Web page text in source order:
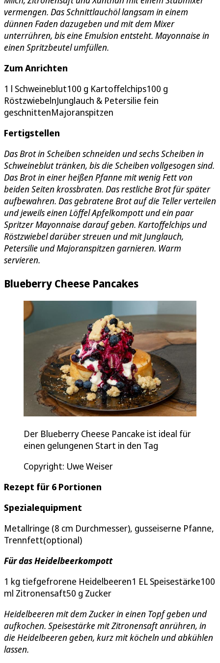
vermengen. Das Schnittlauchöl langsam in einem
dünnen Faden dazugeben und mit dem Mixer
unterrühren, bis eine Emulsion entsteht. Mayonnaise in
einen Spritzbeutel umfüllen.
Zum Anrichten
1 l Schweineblut100 g Kartoffelchips100 g
RöstzwiebelnJunglauch & Petersilie fein
geschnittenMajoranspitzen
Fertigstellen
Das Brot in Scheiben schneiden und sechs Scheiben in
Schweineblut tränken, bis die Scheiben vollgesogen sind.
Das Brot in einer heißen Pfanne mit wenig Fett von
beiden Seiten krossbraten. Das restliche Brot für später
aufbewahren. Das gebratene Brot auf die Teller verteilen
und jeweils einen Löffel Apfelkompott und ein paar
Spritzer Mayonnaise darauf geben. Kartoffelchips und
Röstzwiebel darüber streuen und mit Junglauch,
Petersilie und Majoranspitzen garnieren. Warm
servieren.
Blueberry Cheese Pancakes
Der Blueberry Cheese Pancake ist ideal für
einen gelungenen Start in den Tag
Copyright: Uwe Weiser
Rezept für 6 Portionen
Spezialequipment
Metallringe (8 cm Durchmesser), gusseiserne Pfanne,
Trennfett(optional)
Für das Heidelbeerkompott
1 kg tiefgefrorene Heidelbeeren1 EL Speisestärke100
ml Zitronensaft50 g Zucker
Heidelbeeren mit dem Zucker in einen Topf geben und
aufkochen. Speisestärke mit Zitronensaft anrühren, in
die Heidelbeeren geben, kurz mit köcheln und abkühlen
lassen.